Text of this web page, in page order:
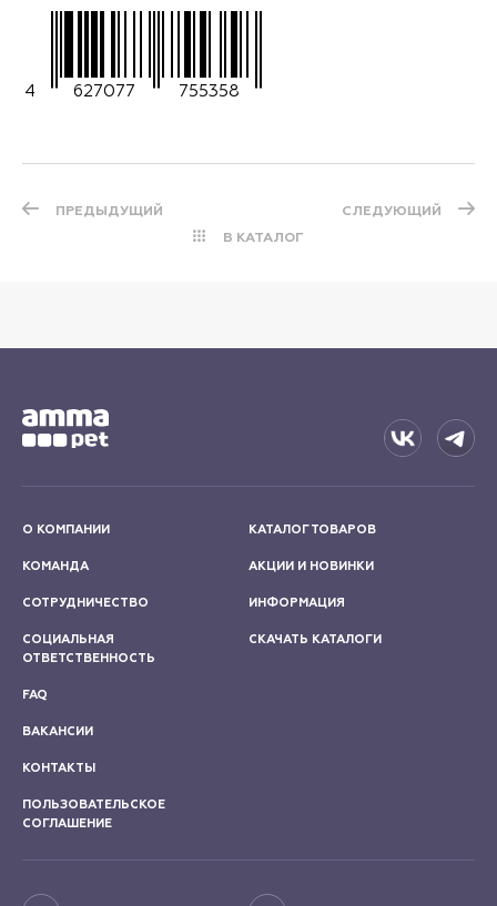
4 627077 755358
ПРЕДЫДУЩИЙ
В КАТАЛОГ
СЛЕДУЮЩИЙ
О КОМПАНИИ
КОМАНДА
СОТРУДНИЧЕСТВО
СОЦИАЛЬНАЯ
ОТВЕТСТВЕННОСТЬ
КАТАЛОГ ТОВАРОВ
АКЦИИ И НОВИНКИ
ИНФОРМАЦИЯ
СКАЧАТЬ КАТАЛОГИ
FAQ
ВАКАНСИИ
КОНТАКТЫ
ПОЛЬЗОВАТЕЛЬСКОЕ
СОГЛАШЕНИЕ